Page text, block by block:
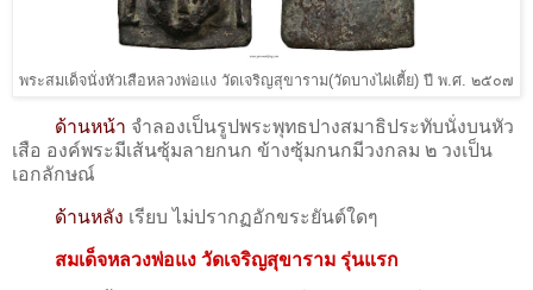
พระสมเด็จนั่งหัวเสือหลวงพ่อแง วัดเจริญสุขาราม(วัดบางไผ่เตี้ย) ปี พ.ศ. ๒๕๐๗
ด้านหน้า จำลองเป็นรูปพระพุทธปางสมาธิประทับนั่งบนหัว
เสือ องค์พระมีเส้นซุ้มลายกนก ข้างซุ้มกนกมีวงกลม ๒ วงเป็น
เอกลักษณ์
ด้านหลัง เรียบ ไม่ปรากฏอักขระยันต์ใดๆ
สมเด็จหลวงพ่อแง วัดเจริญสุขาราม รุ่นแรก